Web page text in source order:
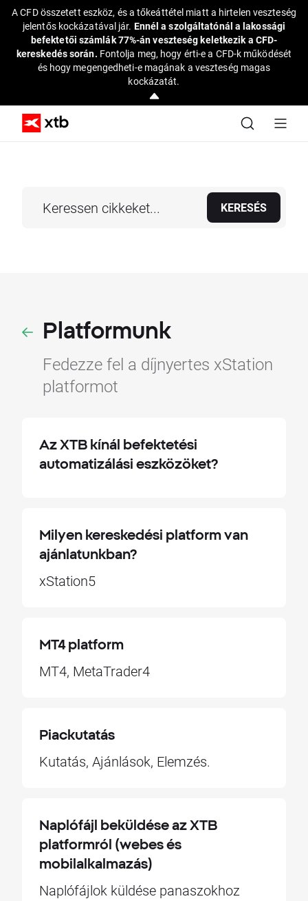
A CFD összetett eszköz, és a tőkeáttétel miatt a hirtelen veszteség
jelentős kockázatával jár. Ennél a szolgáltatónál a lakossági
befektetői számlák 77%-án veszteség keletkezik a CFD-
kereskedés során. Fontolja meg, hogy érti-e a CFD-k működését
és hogy megengedheti-e magának a veszteség magas
kockázatát.
KERESÉS
Platformunk
Fedezze fel a díjnyertes xStation
platformot
Az XTB kínál befektetési
automatizálási eszközöket?
Milyen kereskedési platform van
ajánlatunkban?
xStation5
MT4 platform
MT4, MetaTrader4
Piackutatás
Kutatás, Ajánlások, Elemzés.
Naplófájl beküldése az XTB
platformról (webes és
mobilalkalmazás)
Naplófájlok küldése panaszokhoz